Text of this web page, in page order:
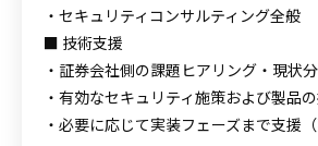
・セキュリティコンサルティング全般
■ 技術支援
・証券会社側の課題ヒアリング・現状
・有効なセキュリティ施策および製品
・必要に応じて実装フェーズまで支援（